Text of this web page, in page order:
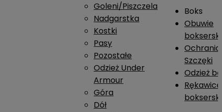
Goleni/Piszczela
Nadgarstka
Kostki
Pasy
Pozostałe
Odzież Under
Armour
Góra
Dół
Boks
Obuwie
Szczęki
Odzież
Rękawice